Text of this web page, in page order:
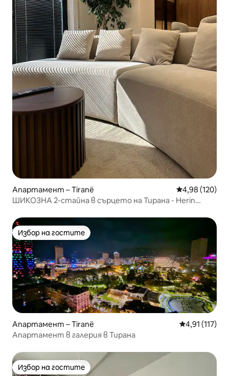
Апартамент – Tiranë Средна
4,98 (120)
ШИКОЗНА 2-стайна в сърцето на Тирана - Herin
Избор на гостите
Избор на гостите
Апартамент – Tiranë Средна
4,91 (117)
Апартамент в галерия в Тирана
Избор на гостите
Избор на гостите